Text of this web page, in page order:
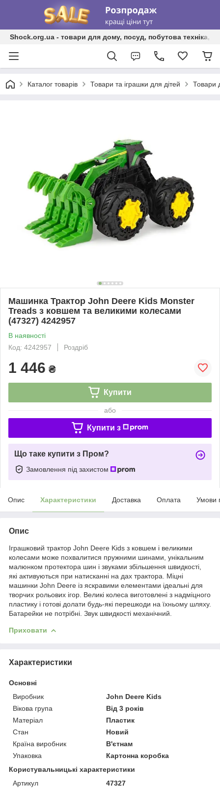
Shock.org.ua - товари для дому, посуд, побутова техніка,
Каталог товарів Товари та іграшки для дітей Товари
Машинка Трактор John Deere Kids Monster
Treads з ковшем та великими колесами
(47327) 4242957
В наявності
Код: 4242957
Роздріб
1 446 ₴
Купити
або
Купити з
Що таке купити з Пром?
Замовлення під захистом
Опис Характеристики Доставка Оплата Умови
Опис
Іграшковий трактор John Deere Kids з ковшем і великими
колесами може похвалитися пружними шинами, унікальним
малюнком протектора шин і звуками збільшення швидкості,
які активуються при натисканні на дах трактора. Міцні
машинки John Deere із яскравими елементами ідеальні для
творчих рольових ігор. Великі колеса виготовлені з надміцного
пластику і готові долати будь-які перешкоди на їхньому шляху.
Батарейки не потрібні. Звук швидкості механічний.
Приховати
Характеристики
Основні
Виробник
John Deere Kids
Вікова група
Від 3 років
Матеріал
Пластик
Стан
Новий
Країна виробник
В'єтнам
Упаковка
Картонна коробка
Користувальницькі характеристики
Артикул
47327